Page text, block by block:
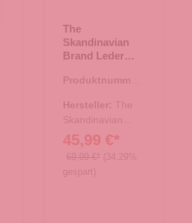
The
Skandinavian
Brand Leder
Hunter - braun
Produktnummer:
Hersteller: The
Skandinavian
Brand
45,99 €*
69,99 €* (34.29%
gespart)